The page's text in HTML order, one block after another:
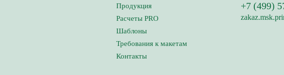
Продукция
Расчеты PRO
Шаблоны
Требования к макетам
Контакты
+7 (499)